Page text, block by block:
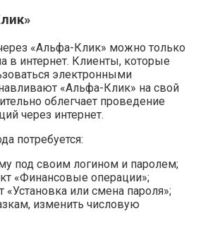
«Альфа-Клик» можно только
в интернет. Клиенты, которые
электронными
«Альфа-Клик» на свой
облегчает проведение
через интернет.
потребуется:
под своим логином и паролем;
«Финансовые операции»;
«Установка или смена пароля»;
изменить числовую